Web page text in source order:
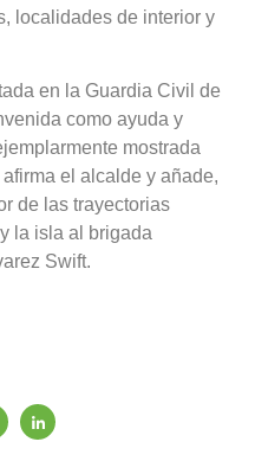
localidades de interior y
en la Guardia Civil de
como ayuda y
mostrada
el alcalde y añade,
de las trayectorias
la isla al brigada
Swift.